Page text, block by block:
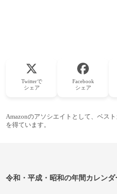
Twitterで
シェア
Facebook
シェア
Amazonのアソシエイトとして、ベス
を得ています。
令和・平成・昭和の年間カレンダ